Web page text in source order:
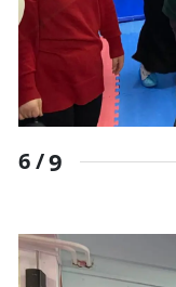
6 /9